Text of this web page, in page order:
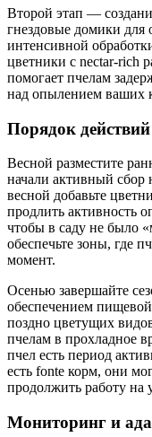
Второй этап —
гнездовые домики для
интенсивной
цветники с nectar-rich
помогает пчелам
над опылением ваших
Порядок
Весной разместите
начали активный сбор
весной добавьте
продлить активность
чтобы в саду не было
обеспечьте зоны, где
момент.
Осенью завершайте
обеспечением
поздно цветущих
пчелам в прохладное
пчел есть период
есть fonte корм, они
продолжить работу на
Мониторинг и